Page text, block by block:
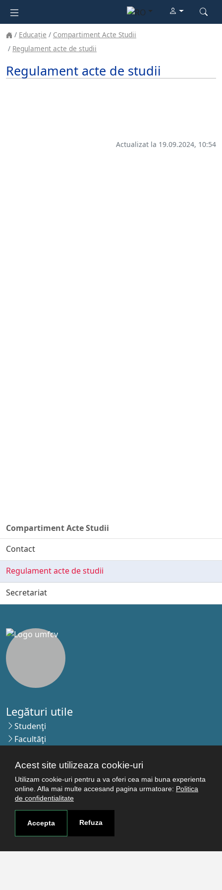
Acest site utilizeaza cookie-uri
Utilizam cookie-uri pentru a va oferi cea mai buna experienta
online. Afla mai multe accesand pagina urmatoare: Politica
de confidentialitate
Accepta Refuza
Educație
Compartiment Acte Studii
Regulament acte de studii
Compartiment Acte Studii
Contact
Regulament acte de studii
Secretariat
Regulament acte de studii
Actualizat la 19.09.2024, 10:54
Legături utile
Studenţi
Facultăţi
Termeni şi condiţii
Politica de confidenţialitate
Autentificare
Contact